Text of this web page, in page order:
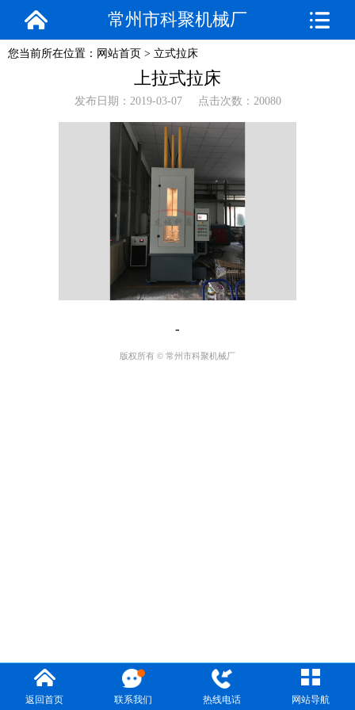
常州市科聚机械厂
您当前所在位置： 网站首页 > 立式拉床
上拉式拉床
发布日期：2019-03-07 点击次数：20080
-
版权所有 © 常州市科聚机械厂
返回首页 联系我们 热线电话 网站导航